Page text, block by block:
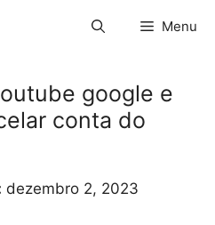
Menu
google e
conta do
dezembro 2, 2023